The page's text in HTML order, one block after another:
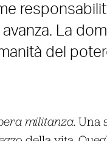
La
del
militanza . Una